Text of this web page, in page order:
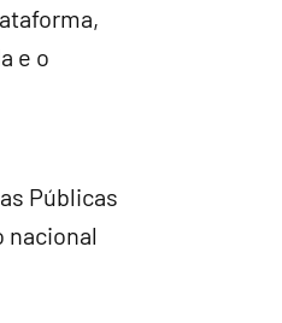
e o
Públicas
nacional